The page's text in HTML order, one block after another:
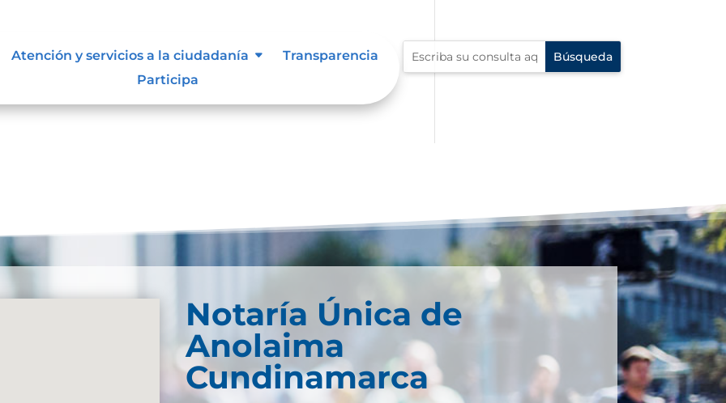
Atención y servicios a la ciudadanía
Transparencia
Participa
manuales
Notaría Única de
Anolaima
Cundinamarca